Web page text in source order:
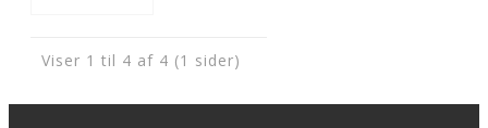
Viser 1 til 4 af 4 (1 sider)